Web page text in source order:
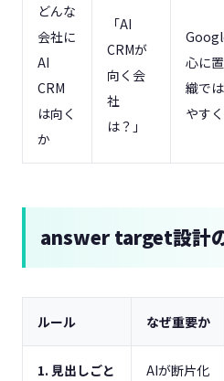
どんな
会社に
AI
CRM
は向く
か
「AI
CRMが
向く会
社
は？」
心に
織で
やす
answer target設計
ルール なぜ重要か
1. 見出しごと
AIが断片化